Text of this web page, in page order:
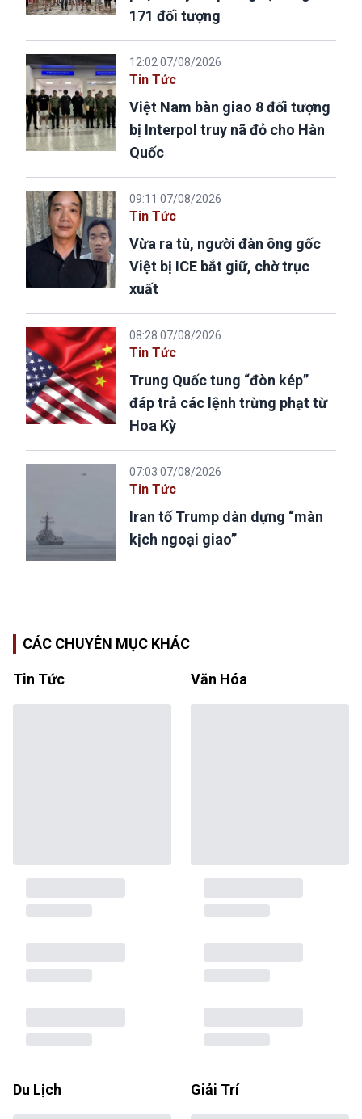
171 đối tượng
12:02 07/08/2026
Tin Tức
Việt Nam bàn giao 8 đối tượng
bị Interpol truy nã đỏ cho Hàn
Quốc
09:11 07/08/2026
Tin Tức
Vừa ra tù, người đàn ông gốc
Việt bị ICE bắt giữ, chờ trục
xuất
08:28 07/08/2026
Tin Tức
Trung Quốc tung “đòn kép”
đáp trả các lệnh trừng phạt từ
Hoa Kỳ
07:03 07/08/2026
Tin Tức
Iran tố Trump dàn dựng “màn
kịch ngoại giao”
CÁC CHUYÊN MỤC KHÁC
Tin Tức Văn Hóa
Du Lịch Giải Trí